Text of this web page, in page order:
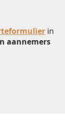
in
aannemers